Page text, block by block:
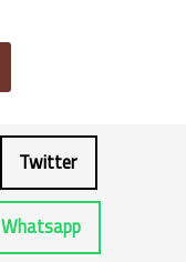
Twitter
Whatsapp